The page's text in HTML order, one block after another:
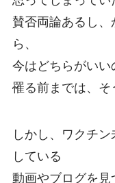
賛否両論あるし
ら、
今はどちらがいい
罹る前までは、そ
しかし、ワクチ
している
動画やブログを見